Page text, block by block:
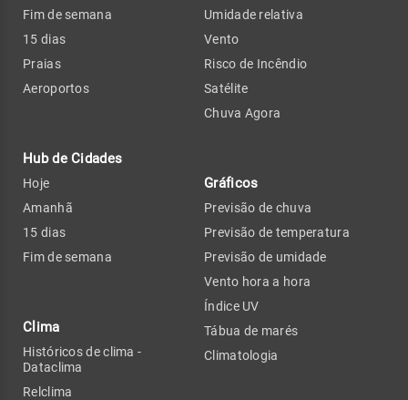
Fim de semana
15 dias
Praias
Aeroportos
Hub de Cidades
Hoje
Amanhã
15 dias
Fim de semana
Clima
Históricos de clima -
Dataclima
Relclima
Umidade relativa
Vento
Risco de Incêndio
Satélite
Chuva Agora
Gráficos
Previsão de chuva
Previsão de temperatura
Previsão de umidade
Vento hora a hora
Índice UV
Tábua de marés
Climatologia